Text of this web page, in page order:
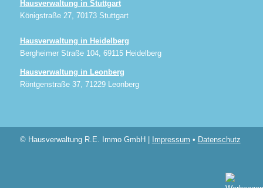
Hausverwaltung in Stuttgart
Königstraße 27, 70173 Stuttgart
Hausverwaltung in Heidelberg
Bergheimer Straße 104, 69115 Heidelberg
Hausverwaltung in Leonberg
Röntgenstraße 37, 71229 Leonberg
© Hausverwaltung R.E. Immo GmbH | Impressum • Datenschutz